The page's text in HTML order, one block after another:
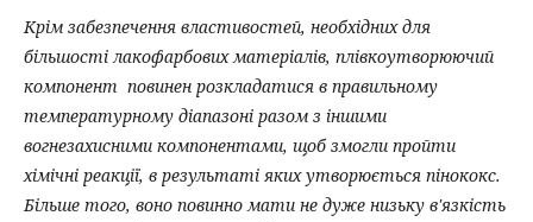
Крім забезпечення властивостей, необхідних для
більшості лакофарбових матеріалів, плівкоутворюючий
компонент повинен розкладатися в правильному
температурному діапазоні разом з іншими
вогнезахисними компонентами, щоб змогли пройти
хімічні реакції, в результаті яких утворюється пінококс.
Більше того, воно повинно мати не дуже низьку в'язкість